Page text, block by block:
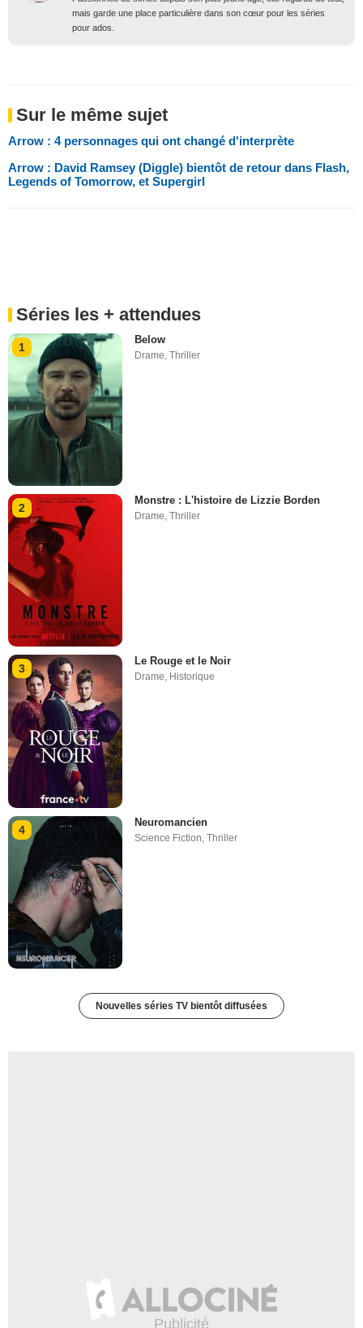
mais garde une place particulière dans son cœur pour les séries
pour ados.
Sur le même sujet
Arrow : 4 personnages qui ont changé d'interprète
Arrow : David Ramsey (Diggle) bientôt de retour dans Flash,
Legends of Tomorrow, et Supergirl
Séries les + attendues
1
Below
Drame ,Thriller
2
Monstre : L'histoire de Lizzie Borden
Drame,Thriller
3
Le Rouge et le Noir
Drame, Historique
4
Neuromancien
Science Fiction ,Thriller
Nouvelles séries TV bientôt diffusées